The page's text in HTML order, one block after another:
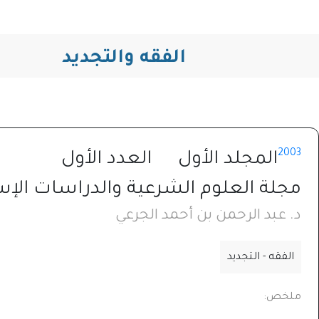
الفقه والتجديد
2003المجلد الأول
العدد الأول
مجلة العلوم الشرعية والدراسات
د. عبد الرحمن بن أحمد الجرعي
الفقه - التجديد
ملخص: